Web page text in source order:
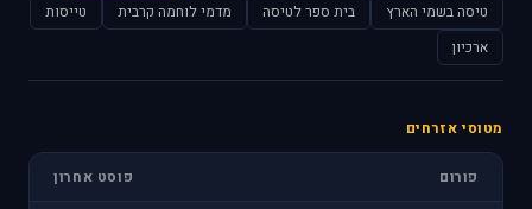
טיסה בשמי הארץ
בית ספר לטיסה מדמי לוחמה קרבית
טייסות
ארכיון
מטוסי אזרחים
פורום פוסט אחרון